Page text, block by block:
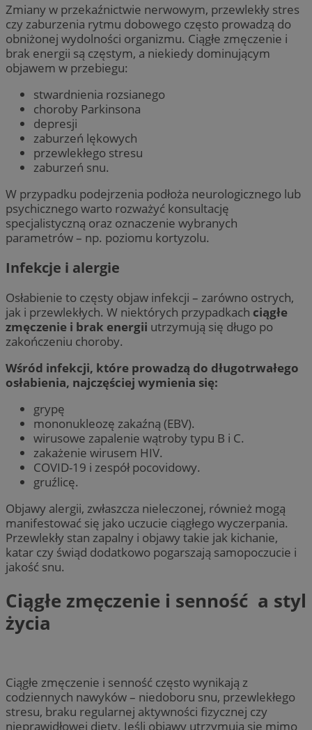
Zmiany w przekaźnictwie nerwowym, przewlekły stres
czy zaburzenia rytmu dobowego często prowadzą do
obniżonej wydolności organizmu. Ciągłe zmęczenie i
brak energii są częstym, a niekiedy dominującym
objawem w przebiegu:
stwardnienia rozsianego
choroby Parkinsona
depresji
zaburzeń lękowych
przewlekłego stresu
zaburzeń snu.
W przypadku podejrzenia podłoża neurologicznego lub
psychicznego warto rozważyć konsultację
specjalistyczną oraz oznaczenie wybranych
parametrów – np. poziomu kortyzolu.
Infekcje i alergie
Osłabienie to częsty objaw infekcji – zarówno ostrych,
jak i przewlekłych. W niektórych przypadkach ciągłe
zmęczenie i brak energii utrzymują się długo po
zakończeniu choroby.
Wśród infekcji, które prowadzą do długotrwałego
osłabienia, najczęściej wymienia się:
grypę
mononukleozę zakaźną (EBV).
wirusowe zapalenie wątroby typu B i C.
zakażenie wirusem HIV.
COVID-19 i zespół pocovidowy.
gruźlicę.
Objawy alergii, zwłaszcza nieleczonej, również mogą
manifestować się jako uczucie ciągłego wyczerpania.
Przewlekły stan zapalny i objawy takie jak kichanie,
katar czy świąd dodatkowo pogarszają samopoczucie i
jakość snu.
Ciągłe zmęczenie i senność a styl
życia
Ciągłe zmęczenie i senność często wynikają z
codziennych nawyków – niedoboru snu, przewlekłego
stresu, braku regularnej aktywności fizycznej czy
nieprawidłowej diety. Jeśli objawy utrzymują się mimo